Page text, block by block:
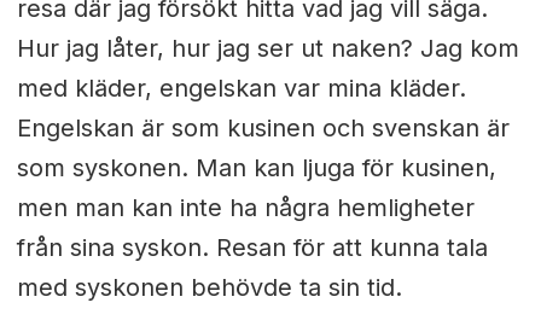
resa där jag försökt hitta vad jag vill säga.
Hur jag låter, hur jag ser ut naken? Jag kom
med kläder, engelskan var mina kläder.
Engelskan är som kusinen och svenskan är
som syskonen. Man kan ljuga för kusinen,
men man kan inte ha några hemligheter
från sina syskon. Resan för att kunna tala
med syskonen behövde ta sin tid.